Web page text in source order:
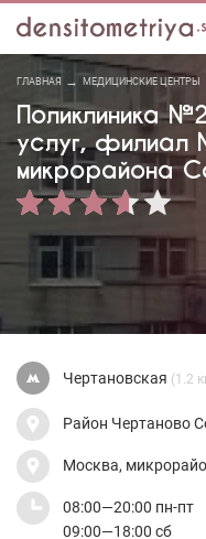
ГЛАВНАЯ МЕДИЦИНСКИЕ ЦЕНТРЫ
Поликлиника
услуг, филиал
микрорайона
Чертановская (1.2
Район Чертаново
Москва,
08:00—20:00 пн-пт
09:00—18:00 сб